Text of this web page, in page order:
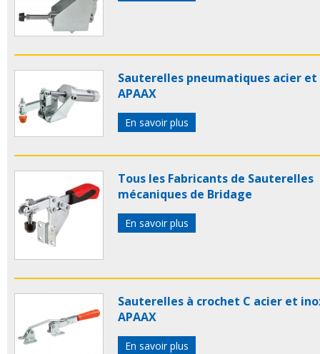
Sauterelles pneumatiques acier et
APAAX
En savoir plus
Tous les Fabricants de Sauterelles
mécaniques de Bridage
En savoir plus
Sauterelles à crochet C acier et
APAAX
En savoir plus